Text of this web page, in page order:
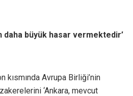
daha büyük hasar vermektedir’
kısmında Avrupa Birliği’nin
‘Ankara, mevcut